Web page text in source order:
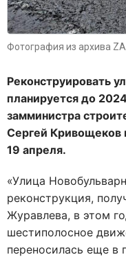
Фотография из архива
Реконструировать
планируется до
замминистра
Сергей Кривощеков
19 апреля.
«Улица
реконструкция,
Журавлева, в этом
шестиполосное
переносилась еще в